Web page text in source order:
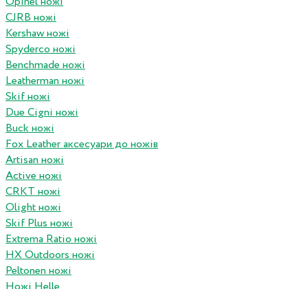
CJRB ножі
Kershaw ножі
Spyderco ножі
Benchmade ножі
Leatherman ножі
Skif ножі
Due Cigni ножі
Buck ножі
Fox Leather аксесуари до ножів
Artisan ножі
Active ножі
CRKT ножі
Olight ножі
Skif Plus ножі
Extrema Ratio ножі
HX Outdoors ножі
Peltonen ножі